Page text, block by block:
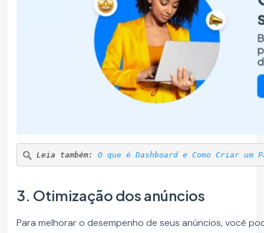
Leia também: O que é Dashboard e Como Criar
3. Otimização dos anúncios
Para melhorar o desempenho de seus anúncios, você